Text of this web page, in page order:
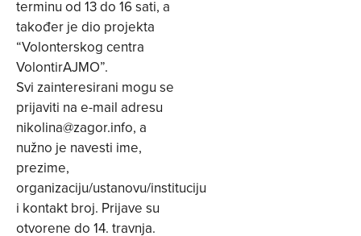
terminu od 13 do 16 sati, a
također je dio projekta
“Volonterskog centra
VolontirAJMO”.
Svi zainteresirani mogu se
prijaviti na e-mail adresu
nikolina@zagor.info, a
nužno je navesti ime,
prezime,
organizaciju/ustanovu/instituciju
i kontakt broj. Prijave su
otvorene do 14. travnja.